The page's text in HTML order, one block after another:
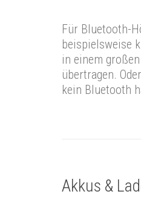
Für Bluetooth-
beispielsweise
in einem
übertragen.
kein Bluetooth
Akkus &